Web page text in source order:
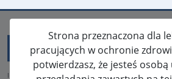
Strona przeznaczona dla
pracujących w ochronie
potwierdzasz, że jesteś
ISSN: 2080-5438